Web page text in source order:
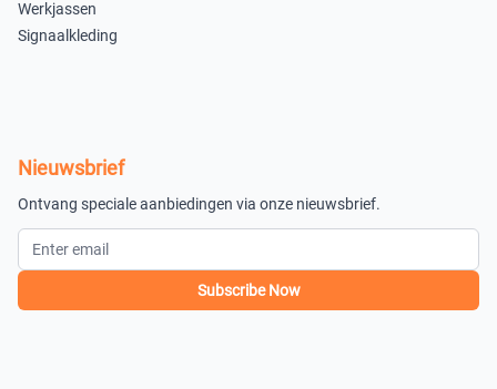
Werkjassen
Signaalkleding
Nieuwsbrief
Ontvang speciale aanbiedingen via onze nieuwsbrief.
Subscribe Now